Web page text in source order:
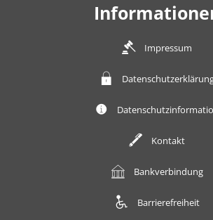
Impressum
Kontakt
Bankverbindung
Barrierefreiheit